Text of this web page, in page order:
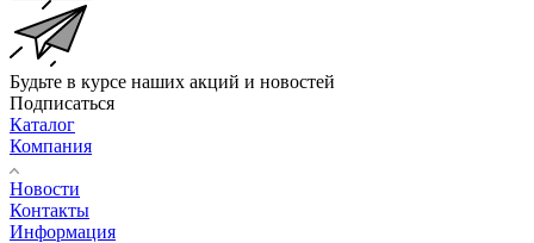
Будьте в курсе наших акций и новостей
Подписаться
Каталог
Компания
Новости
Контакты
Информация